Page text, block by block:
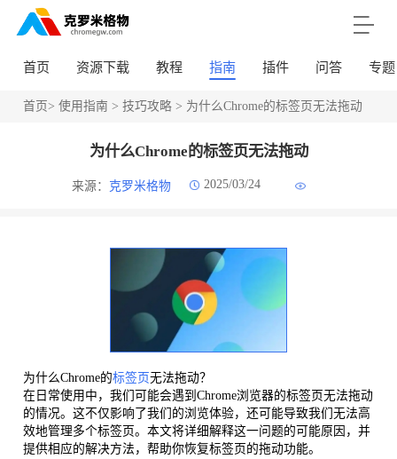
首页 资源下载 教程 指南 插件 问答 专题
首页> 使用指南 > 技巧攻略> 为什么Chrome的标签页无法拖动
为什么Chrome的标签页无法拖动
来源： 克罗米格物 2025/03/24
为什么Chrome的标签页无法拖动？
在日常使用中，我们可能会遇到Chrome浏览器的标签页无法拖动
的情况。这不仅影响了我们的浏览体验，还可能导致我们无法高
效地管理多个标签页。本文将详细解释这一问题的可能原因，并
提供相应的解决方法，帮助你恢复标签页的拖动功能。